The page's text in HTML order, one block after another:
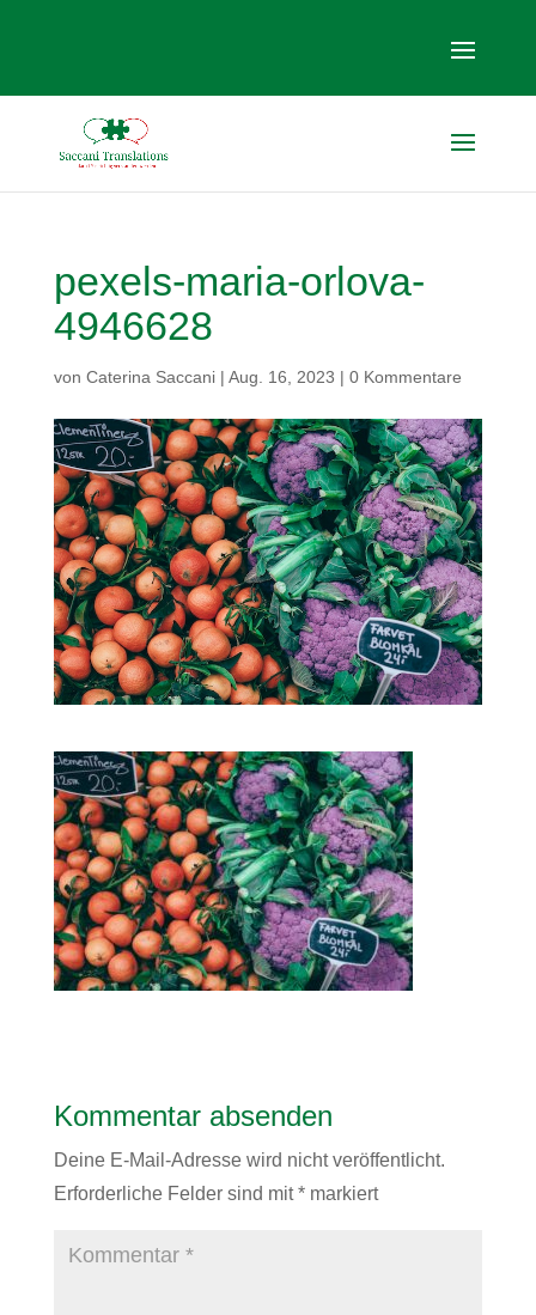
pexels-maria-orlova-
4946628
von Caterina Saccani| Aug. 16, 2023 | 0 Kommentare
Kommentar absenden
Deine E-Mail-Adresse wird nicht veröffentlicht.
Erforderliche Felder sind mit*markiert